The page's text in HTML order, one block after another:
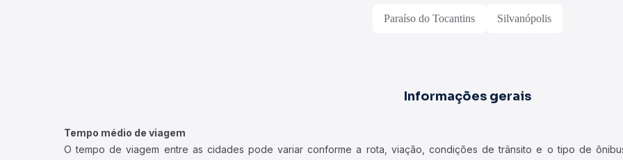
Paraíso do Tocantins Silvanópolis
Informações gerais
Tempo médio de viagem
O tempo de viagem entre as cidades pode variar conforme a rota, viação, condições de trânsito e o tipo de